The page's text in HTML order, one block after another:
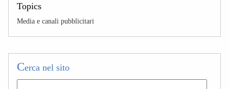
Topics
Media e canali pubblicitari
Cerca nel sito